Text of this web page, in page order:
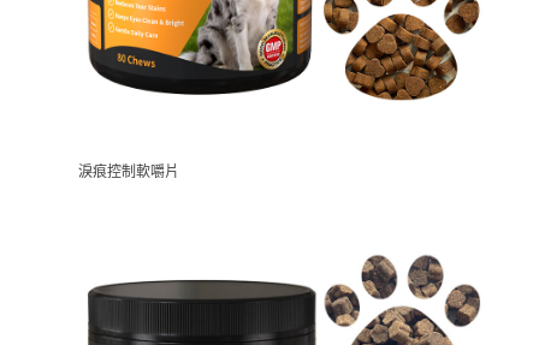
淚痕控制軟嚼片